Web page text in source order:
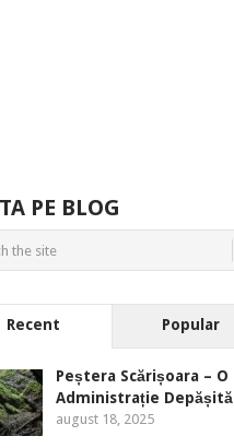
PE BLOG
Recent Popular
Peștera Scărișoara – O
Administrație Depășită
august 18, 2025